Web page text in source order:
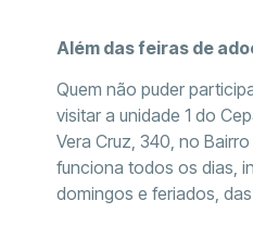
Além das feiras de
Quem não puder
visitar a unidade 1 do
Vera Cruz, 340, no
funciona todos os dias,
domingos e feriados,